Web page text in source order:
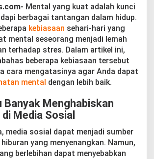
e
n
a
l
d
a
M
e
i
n
g
a
t
k
Mental yang kuat adalah kunci
berbagai tantangan dalam hidup.
kebiasaan sehari-hari yang
mental seseorang menjadi lemah
terhadap stres. Dalam artikel ini,
beberapa kebiasaan tersebut
cara mengatasinya agar Anda dapat
mental dengan lebih baik.
Banyak Menghabiskan
Media Sosial
media sosial dapat menjadi sumber
yang menyenangkan. Namun,
berlebihan dapat menyebabkan